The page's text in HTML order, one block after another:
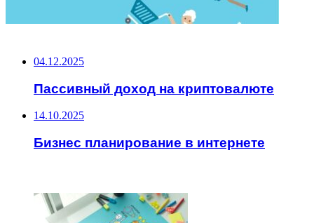
04.12.2025
Пассивный доход на криптовалюте
14.10.2025
Бизнес планирование в интернете